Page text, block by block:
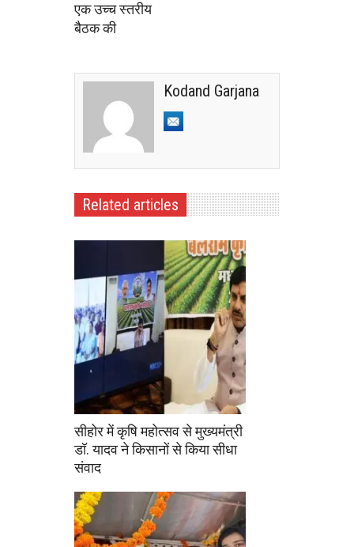
एक उच्च स्तरीय
बैठक की
Kodand Garjana
Related articles
सीहोर में कृषि महोत्सव से मुख्यमंत्री
डॉ. यादव ने किसानों से किया सीधा
संवाद